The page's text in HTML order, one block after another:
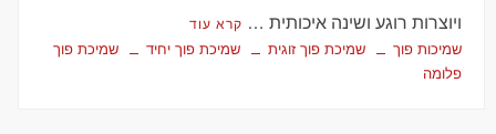
ויוצרות רוגע ושינה איכותית … קרא עוד
שמיכות פוך שמיכת פוך זוגית שמיכת פוך יחיד
שמיכת פוך
פלומה